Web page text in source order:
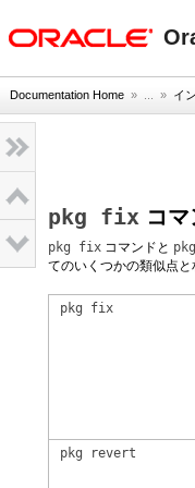
Documentation Home » ... » イ
pkg fix コマ
pkg fix コマンドと
てのいくつかの類似点と
pkg fix
pkg revert